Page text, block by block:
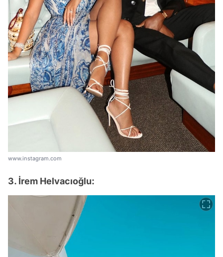
www.instagram.com
3. İrem Helvacıoğlu: